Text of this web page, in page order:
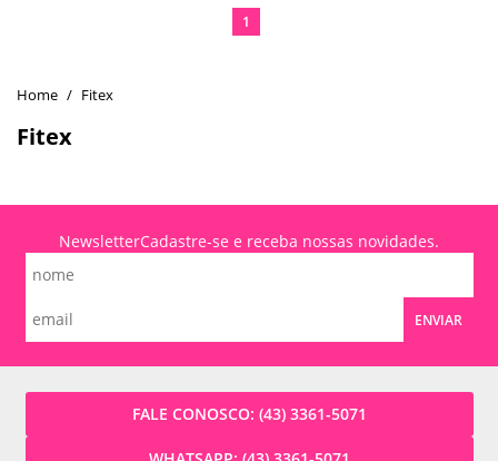
Fitex
Fitex
1
NewsletterCadastre-se e receba nossas novidades.
ENVIAR
FALE CONOSCO: (43) 3361-5071